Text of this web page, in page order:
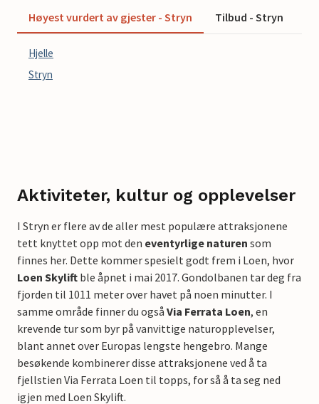
Høyest vurdert av gjester - Stryn Tilbud - Stryn
Hjelle
Stryn
Aktiviteter, kultur og opplevelser
I Stryn er flere av de aller mest populære attraksjonene
tett knyttet opp mot den eventyrlige naturen som
finnes her. Dette kommer spesielt godt frem i Loen, hvor
Loen Skylift ble åpnet i mai 2017. Gondolbanen tar deg fra
fjorden til 1011 meter over havet på noen minutter. I
samme område finner du også Via Ferrata Loen, en
krevende tur som byr på vanvittige naturopplevelser,
blant annet over Europas lengste hengebro. Mange
besøkende kombinerer disse attraksjonene ved å ta
fjellstien Via Ferrata Loen til topps, for så å ta seg ned
igjen med Loen Skylift.